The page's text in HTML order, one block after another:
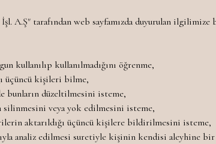
tarafından web sayfamızda duyurulan
kullanılıp kullanılmadığını öğrenme,
üçüncü kişileri bilme,
bunların düzeltilmesini isteme,
silinmesini veya yok edilmesini isteme,
aktarıldığı üçüncü kişilere bildirilmesini isteme,
analiz edilmesi suretiyle kişinin kendisi aleyhine